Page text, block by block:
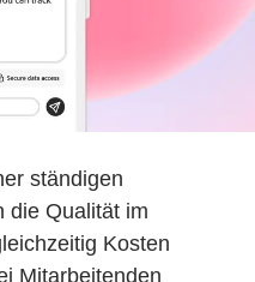
ständigen
die Qualität im
Kosten
Mitarbeitenden